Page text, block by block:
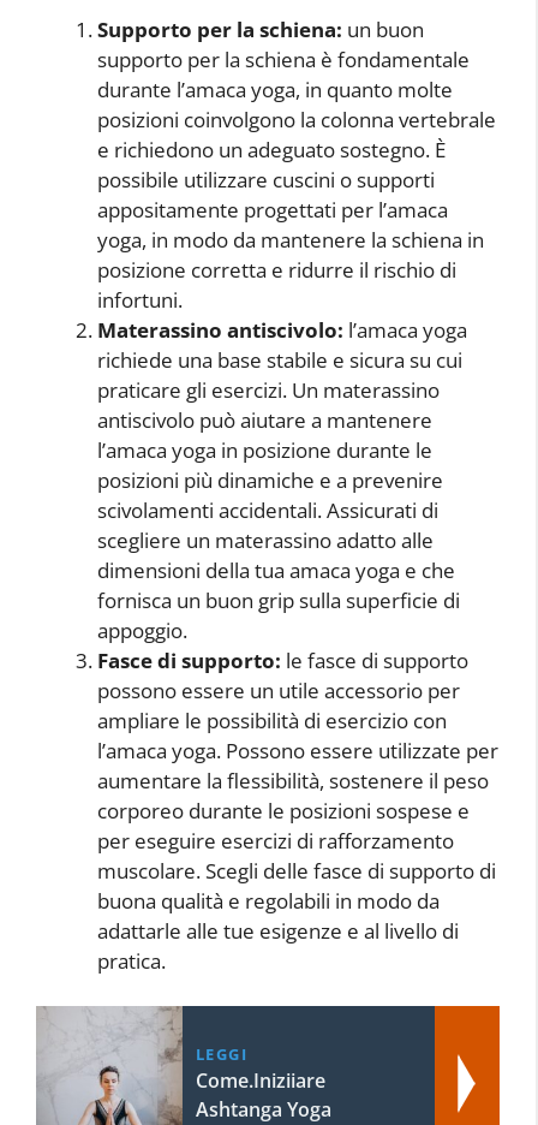
Supporto per la schiena: un buon
supporto per la schiena è fondamentale
durante l’amaca yoga, in quanto molte
posizioni coinvolgono la colonna vertebrale
e richiedono un adeguato sostegno. È
possibile utilizzare cuscini o supporti
appositamente progettati per l’amaca
yoga, in modo da mantenere la schiena in
posizione corretta e ridurre il rischio di
infortuni.
Materassino antiscivolo: l’amaca yoga
richiede una base stabile e sicura su cui
praticare gli esercizi. Un materassino
antiscivolo può aiutare a mantenere
l’amaca yoga in posizione durante le
posizioni più dinamiche e a prevenire
scivolamenti accidentali. Assicurati di
scegliere un materassino adatto alle
dimensioni della tua amaca yoga e che
fornisca un buon grip sulla superficie di
appoggio.
Fasce di supporto: le fasce di supporto
possono essere un utile accessorio per
ampliare le possibilità di esercizio con
l’amaca yoga. Possono essere utilizzate per
aumentare la flessibilità, sostenere il peso
corporeo durante le posizioni sospese e
per eseguire esercizi di rafforzamento
muscolare. Scegli delle fasce di supporto di
buona qualità e regolabili in modo da
adattarle alle tue esigenze e al livello di
pratica.
LEGGI
Come.Iniziiare
Ashtanga Yoga